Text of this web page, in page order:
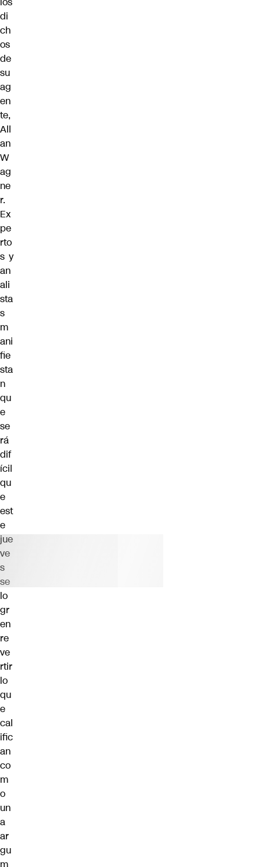
di
ch
os
de
su
ag
en
te,
All
an
W
ag
ne
r.
Ex
pe
rto
s y
an
ali
sta
s
m
ani
fie
sta
n
qu
e
se
rá
dif
ícil
qu
e
est
e
jue
ve
s
se
lo
gr
en
re
ve
rtir
lo
qu
e
cal
ific
an
co
m
o
un
a
ar
gu
m